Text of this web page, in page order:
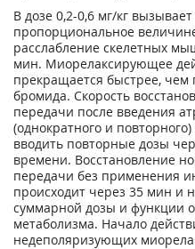
В дозе 0,2-0,6 мг/кг
пропорциональное
расслабление скелетных
мин. Миорелаксирующее
прекращается быстрее,
бромида. Скорость
передачи после введения
(однократного и
вводить повторные дозы
времени. Восстановление
передачи без применения
происходит через 35 мин и
суммарной дозы и функции
метаболизма. Начало
недеполяризующих